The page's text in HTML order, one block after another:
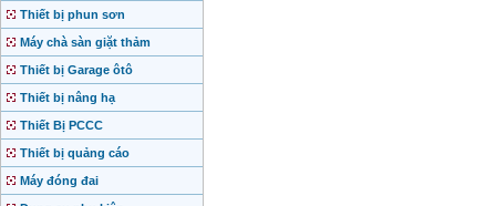
Thiết bị phun sơn
Máy chà sàn giặt thảm
Thiết bị Garage ôtô
Thiết bị nâng hạ
Thiết Bị PCCC
Thiết bị quảng cáo
Máy đóng đai